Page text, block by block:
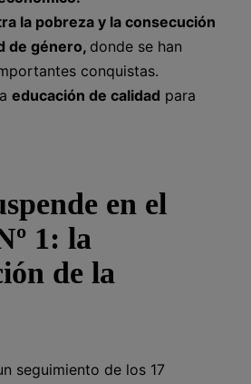
la pobreza y la consecución
de género, donde se han
conquistas.
educación de calidad para
en el
1: la
de la
seguimiento de los 17